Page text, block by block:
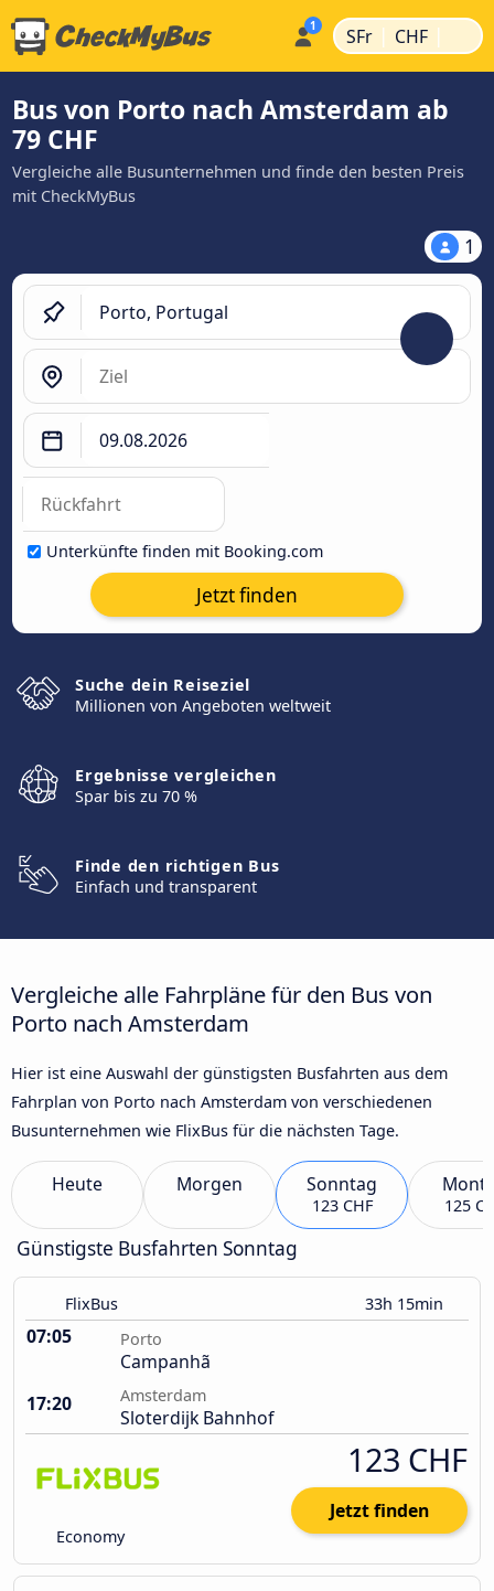
SFr | CHF |
Bus von Porto nach Amsterdam ab
79 CHF
Vergleiche alle Busunternehmen und finde den besten Preis
mit CheckMyBus
1
Unterkünfte finden mit Booking.com
Jetzt finden
Suche dein Reiseziel
Millionen von Angeboten weltweit
Ergebnisse vergleichen
Spar bis zu 70 %
Finde den richtigen Bus
Einfach und transparent
Vergleiche alle Fahrpläne für den Bus von
Porto nach Amsterdam
Hier ist eine Auswahl der günstigsten Busfahrten aus dem
Fahrplan von Porto nach Amsterdam von verschiedenen
Busunternehmen wie FlixBus für die nächsten Tage.
Heute Morgen Sonntag
123 CHF 125
Günstigste Busfahrten Sonntag
FlixBus 33h 15min
07:05 Porto
Campanhã
17:20
Amsterdam
Sloterdijk Bahnhof
Economy
123 CHF
Jetzt finden